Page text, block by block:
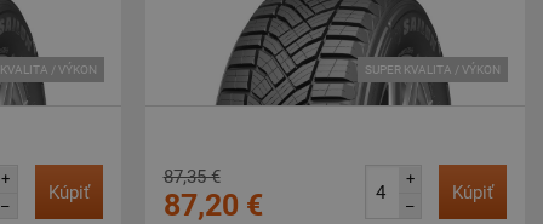
KVALITA / VÝKON
+
–
Kúpiť
SUPER KVALITA / VÝKON
87,35 €
87,20 €
+
–
Kúpiť